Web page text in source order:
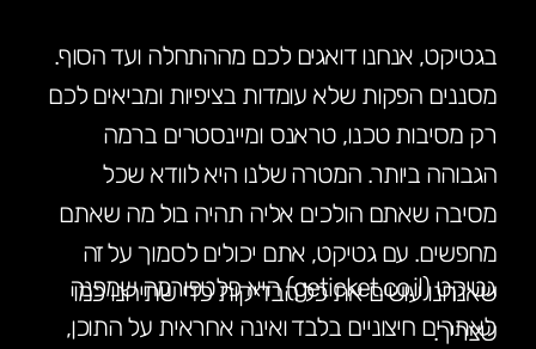
גטיקט (geticket.co.il) היא פלטפורמה שמפנה
לאתרים חיצוניים בלבד ואינה אחראית על התוכן,
בגטיקט, אנחנו דואגים לכם מההתחלה ועד הסוף.
מסננים הפקות שלא עומדות בציפיות ומביאים לכם
רק מסיבות טכנו, טראנס ומיינסטרים ברמה
הגבוהה ביותר. המטרה שלנו היא לוודא שכל
מסיבה שאתם הולכים אליה תהיה בול מה שאתם
מחפשים. עם גטיקט, אתם יכולים לסמוך על זה
שאנחנו עושים את כל הבדיקות כדי שתיהנו כמו
שצריך.